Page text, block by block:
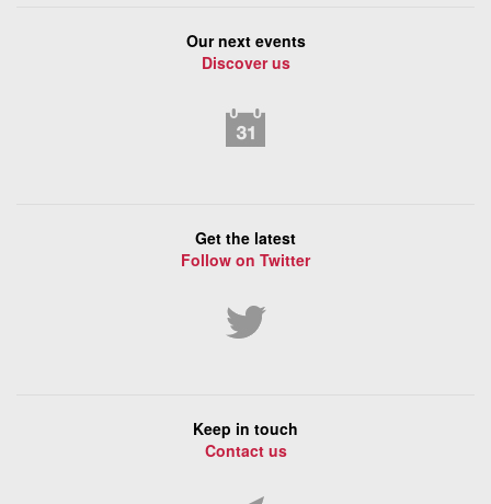
Our next events
Discover us
Get the latest
Follow on Twitter
Keep in touch
Contact us